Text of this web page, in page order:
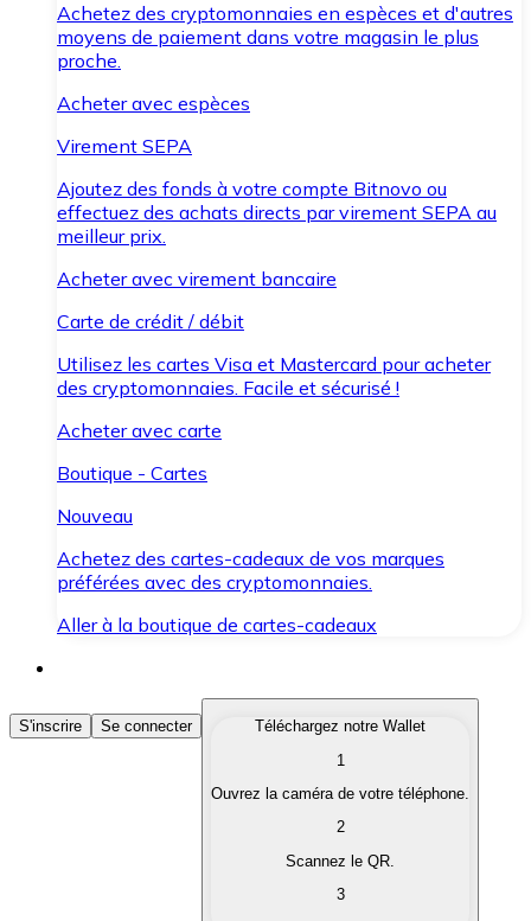
Achetez des cryptomonnaies en espèces et d'autres
moyens de paiement dans votre magasin le plus
proche.
Acheter avec espèces
Virement SEPA
Ajoutez des fonds à votre compte Bitnovo ou
effectuez des achats directs par virement SEPA au
meilleur prix.
Acheter avec virement bancaire
Carte de crédit / débit
Utilisez les cartes Visa et Mastercard pour acheter
des cryptomonnaies. Facile et sécurisé !
Acheter avec carte
Boutique - Cartes
Nouveau
Achetez des cartes-cadeaux de vos marques
préférées avec des cryptomonnaies.
Aller à la boutique de cartes-cadeaux
Acheter des Cryptomonnaies
Achetez les cryptomonnaies qui vous intéressent
Convertissez vos cryptomonnaies en monnaie
S'inscrire Se connecter
Téléchargez notre Wallet
1
Ouvrez la caméra de votre téléphone.
2
Scannez le QR.
3